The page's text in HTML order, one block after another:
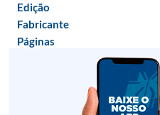
Edição
Fabricante
Páginas